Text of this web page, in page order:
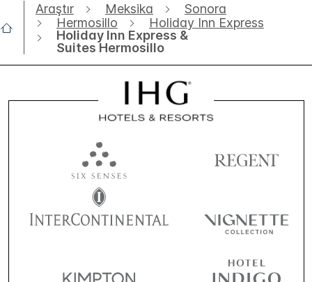
Araştır Meksika
Sonora
Hermosillo
Holiday Inn Express
Holiday Inn Express &
Suites Hermosillo